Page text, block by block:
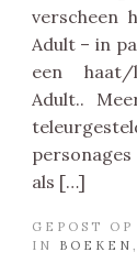
verscheen
Adult – in
een haat/
Adult..
als […]
GEPOST
IN
BOEKEN ,